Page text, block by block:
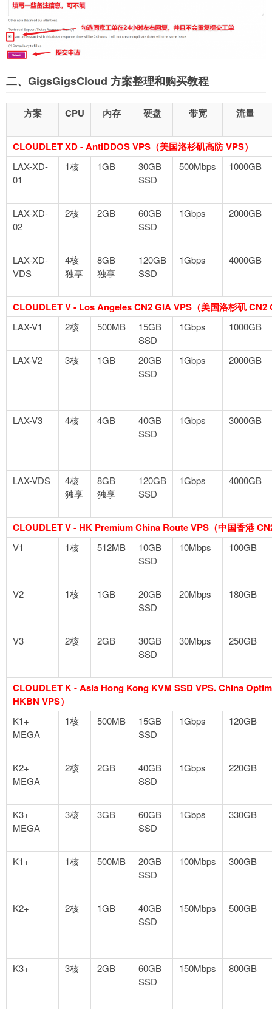
二、GigsGigsCloud 方案整理和购买教程
方案 CPU 内存 硬盘 带宽 流量
CLOUDLET XD - AntiDDOS VPS（美国洛杉矶高防 VPS）
LAX-XD-
01
1核 1GB
30GB
SSD
500Mbps 1000GB
LAX-XD-
02
2核 2GB
60GB
SSD
1Gbps 2000GB
LAX-XD-
VDS
4核
独享
8GB
独享
120GB
SSD
1Gbps 4000GB
CLOUDLET V - Los Angeles CN2 GIA VPS（美国洛杉矶 CN2
LAX-V1 2核 500MB
15GB
SSD
1Gbps 1000GB
LAX-V2 3核 1GB
20GB
SSD
1Gbps 2000GB
LAX-V3 4核 4GB
40GB
SSD
1Gbps 3000GB
LAX-VDS
4核
独享
8GB
独享
120GB
SSD
1Gbps 4000GB
CLOUDLET V - HK Premium China Route VPS（中国香港
V1 1核 512MB
10GB
SSD
10Mbps 100GB
V2 1核 1GB
20GB
SSD
20Mbps 180GB
V3 2核 2GB
30GB
SSD
30Mbps 250GB
CLOUDLET K - Asia Hong Kong KVM SSD VPS. China
HKBN VPS）
K1+
MEGA
1核 500MB
15GB
SSD
1Gbps 120GB
K2+
MEGA
2核 2GB
40GB
SSD
1Gbps 220GB
K3+
MEGA
3核 3GB
60GB
SSD
1Gbps 330GB
K1+ 1核 500MB
20GB
SSD
100Mbps 300GB
K2+ 2核 1GB
40GB
SSD
150Mbps 500GB
K3+ 3核 2GB
60GB
SSD
150Mbps 800GB